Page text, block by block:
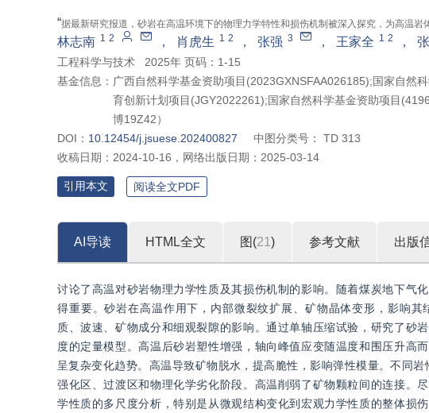
“据最新研究报道，砂岩在高温环境下的物理力学特性和损伤机制被深入探究，为高温岩
林志南 1 2 ， 肖虎生 1 2 ， 张强 3 ， 王家全 1 2 ，
工程科学与技术
2025年 页码：1-15
基金信息： 广西自然科学基金资助项目(2023GXNSFAA026185);国家自然
育创新计划项目(JGY2022261);国家自然科学基金资助项目
博19Z42）
DOI： 10.12454/j.jsuese.202400827 中图分类号：
TD 313
收稿日期： 2024-10-16 ， 网络出版日期： 2025-03-14
引用本文 阅读全文PDF
AI导读 HTML全文 图(21 ) 参考文献 出版
讨论了高温对砂岩物理力学性质及其损伤机制的影响。随着煤炭地下气
得重要。砂岩在高温作用下，内部微裂纹扩展、矿物晶体变形，影响
质、波速、矿物成分和细观裂隙的影响。通过单轴压缩试验，研究了砂
度的定量模型。高温后砂岩塑性增强，轴向峰值应变随温度和围压升高
呈复杂变化趋势。高温导致矿物脱水，提高脆性，影响弹性模量。不同
强化区、过渡区和物理化学劣化阶段。高温削弱了矿物颗粒间的连接。
学性质的多尺度分析，特别是从微观结构变化到宏观力学性质的整体损